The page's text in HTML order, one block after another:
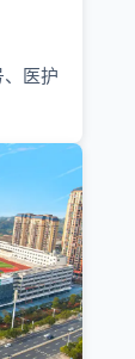
医护